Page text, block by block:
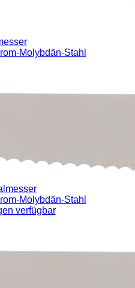
Molybdän-Stahl
Molybdän-Stahl
verfügbar